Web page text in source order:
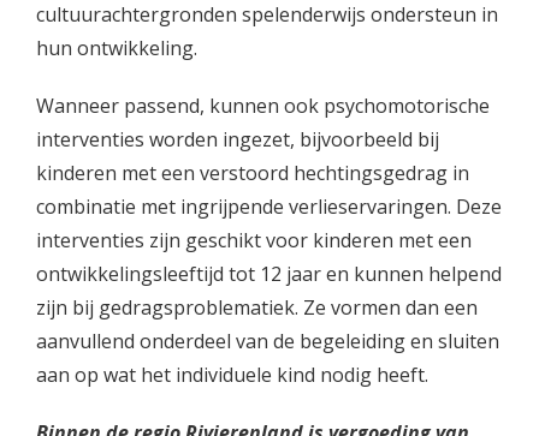
cultuurachtergronden spelenderwijs ondersteun in
hun ontwikkeling.
Wanneer passend, kunnen ook psychomotorische
interventies worden ingezet, bijvoorbeeld bij
kinderen met een verstoord hechtingsgedrag in
combinatie met ingrijpende verlieservaringen. Deze
interventies zijn geschikt voor kinderen met een
ontwikkelingsleeftijd tot 12 jaar en kunnen helpend
zijn bij gedragsproblematiek. Ze vormen dan een
aanvullend onderdeel van de begeleiding en sluiten
aan op wat het individuele kind nodig heeft.